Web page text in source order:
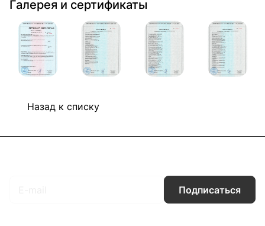
Галерея и сертификаты
Назад к списку
Подписаться